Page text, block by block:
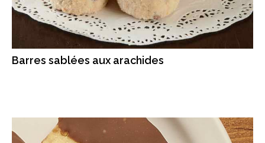
Barres sablées aux arachides